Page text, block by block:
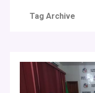
Tag Archive